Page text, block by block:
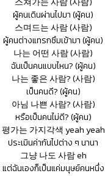
ผู้คนเดินผ่านไปมา (ผู้คน)
스며드는 사람 (사람)
ผู้คนต่างแทรกซึมเข้ามา (ผู้คน)
나는 어떤 사람 (사람)
ฉันเป็นคนแบบไหน? (ผู้คน)
나는 좋은 사람? (사람)
เป็นคนดี? (ผู้คน)
아님 나쁜 사람? (사람)
หรือเป็นคนไม่ดี? (ผู้คน)
평가는 가지각색 yeah yeah
ประเมินค่ากันไปต่าง ๆ นานา
그냥 나도 사람 eh
แต่ฉันเองก็เป็นแค่มนุษย์คนหนึ่ง